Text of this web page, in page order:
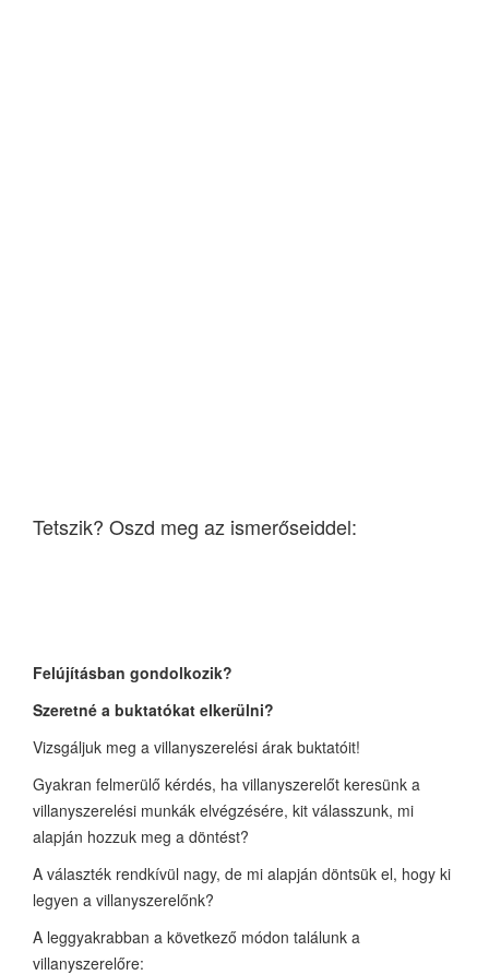
Tetszik? Oszd meg az ismerőseiddel:
Felújításban gondolkozik?
Szeretné a buktatókat elkerülni?
Vizsgáljuk meg a villanyszerelési árak buktatóit!
Gyakran felmerülő kérdés, ha villanyszerelőt keresünk a
villanyszerelési munkák elvégzésére, kit válasszunk, mi
alapján hozzuk meg a döntést?
A választék rendkívül nagy, de mi alapján döntsük el, hogy ki
legyen a villanyszerelőnk?
A leggyakrabban a következő módon találunk a
villanyszerelőre: